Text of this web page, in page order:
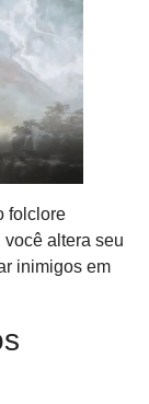
folclore
você altera seu
inimigos em